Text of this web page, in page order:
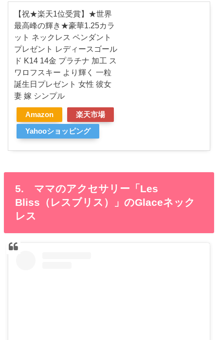
【祝★楽天1位受賞】★世界
最高峰の輝き★豪華1.25カラ
ット ネックレス ペンダント
プレゼント レディースゴール
ド K14 14金 プラチナ 加工 ス
ワロフスキー より輝く 一粒
誕生日プレゼント 女性 彼女
妻 嫁 シンプル
Amazon 楽天市場
Yahooショッピング
5. ママのアクセサリー「Les
Bliss（レスブリス）」のGlaceネック
レス